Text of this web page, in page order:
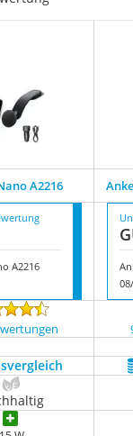
A2216
A2216